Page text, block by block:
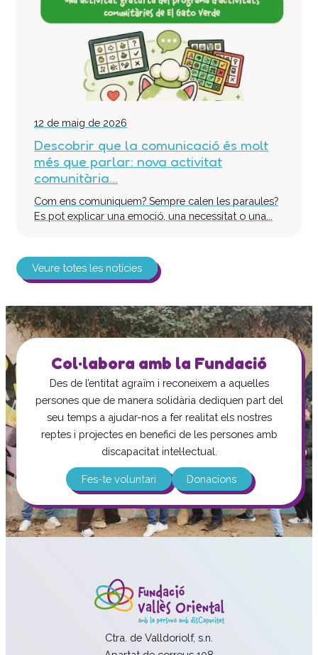
12 de maig de 2026
Descobrir que la comunicació és molt
més que parlar: nova activitat
comunitària...
Com ens comuniquem? Sempre calen les paraules?
Es pot explicar una emoció, una necessitat o una...
Veure totes les notícies
Col·labora amb la Fundació
Des de l’entitat agraïm i reconeixem a aquelles
persones que de manera solidària dediquen part del
seu temps a ajudar-nos a fer realitat els nostres
reptes i projectes en benefici de les persones amb
discapacitat intel·lectual.
Fes-te voluntari Donacions
Ctra. de Valldoriolf, s.n.